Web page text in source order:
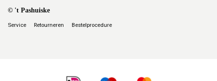
© 't Pashuiske
Service Retourneren Bestelprocedure